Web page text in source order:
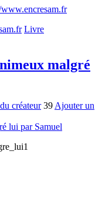
Livre
malgré
créateur 39 Ajouter un